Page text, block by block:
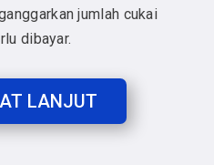
jumlah cukai
dibayar.
LANJUT